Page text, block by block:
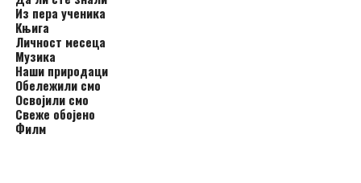
Из пера ученика
Књига
Личност месеца
Музика
Наши природаци
Обележили смо
Освојили смо
Свеже обојено
Филм